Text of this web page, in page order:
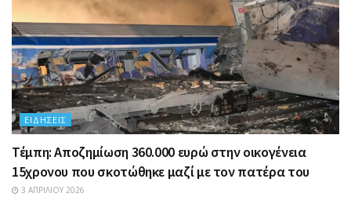
ΕΙΔΉΣΕΙΣ
Τέμπη: Αποζημίωση 360.000 ευρώ στην οικογένεια
15χρονου που σκοτώθηκε μαζί με τον πατέρα του
3 ΑΠΡΙΛΊΟΥ 2026